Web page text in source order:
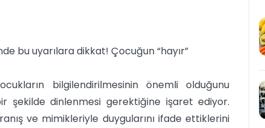
bu uyarılara dikkat! Çocuğun “hayır”
bilgilendirilmesinin önemli olduğunu
şekilde dinlenmesi gerektiğine işaret ediyor.
ve mimikleriyle duygularını ifade ettiklerini